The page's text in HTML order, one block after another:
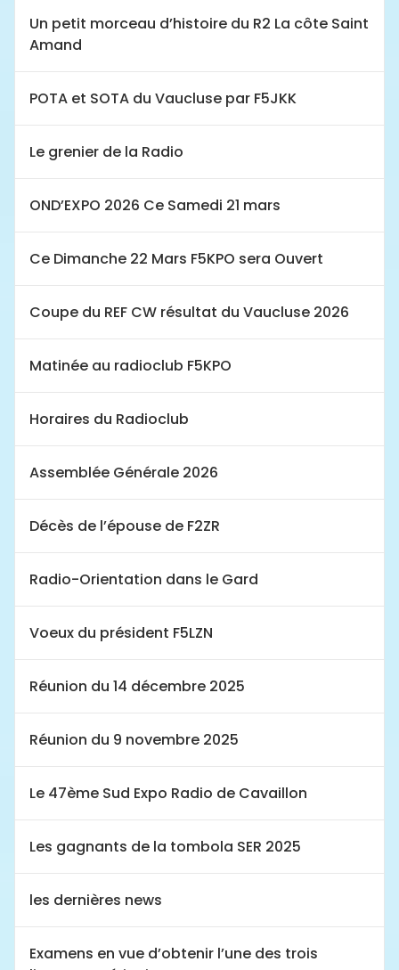
Un petit morceau d’histoire du R2 La côte Saint
Amand
POTA et SOTA du Vaucluse par F5JKK
Le grenier de la Radio
OND’EXPO 2026 Ce Samedi 21 mars
Ce Dimanche 22 Mars F5KPO sera Ouvert
Coupe du REF CW résultat du Vaucluse 2026
Matinée au radioclub F5KPO
Horaires du Radioclub
Assemblée Générale 2026
Décès de l’épouse de F2ZR
Radio-Orientation dans le Gard
Voeux du président F5LZN
Réunion du 14 décembre 2025
Réunion du 9 novembre 2025
Le 47ème Sud Expo Radio de Cavaillon
Les gagnants de la tombola SER 2025
les dernières news
Examens en vue d’obtenir l’une des trois